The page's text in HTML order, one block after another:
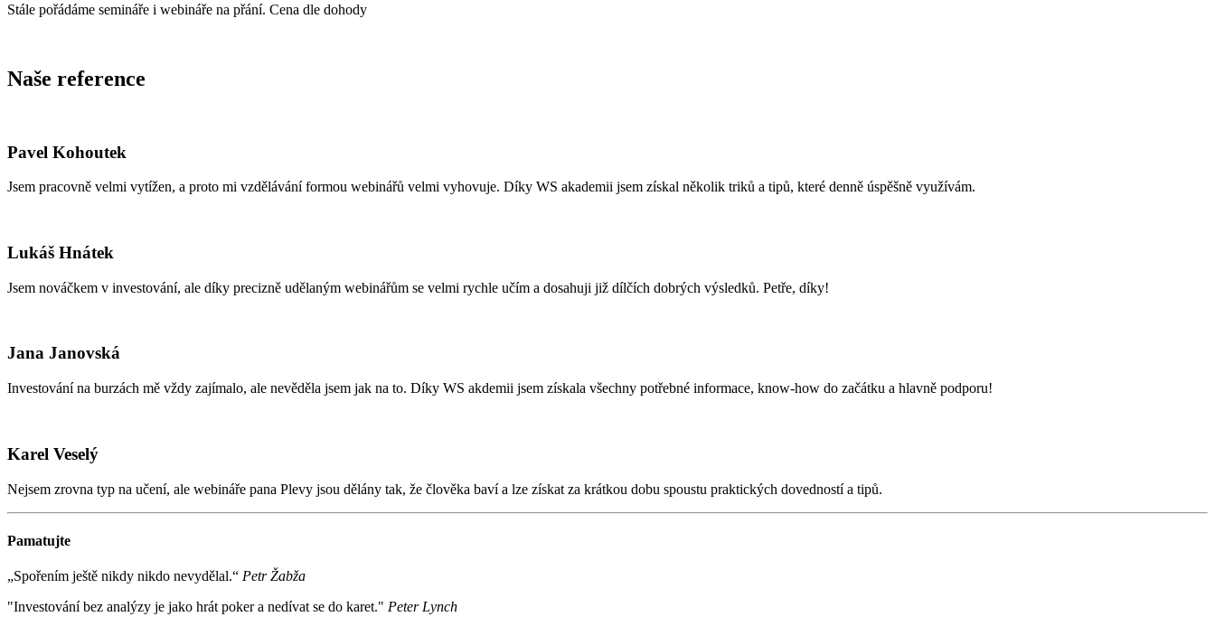
Stále pořádáme semináře i webináře na přání. Cena dle dohody
Naše reference
Pavel Kohoutek
Jsem pracovně velmi vytížen, a proto mi vzdělávání formou webinářů velmi vyhovuje. Díky WS akademii jsem získal několik triků a tipů, které denně úspěšně využívám.
Lukáš Hnátek
Jsem nováčkem v investování, ale díky precizně udělaným webinářům se velmi rychle učím a dosahuji již dílčích dobrých výsledků. Petře, díky!
Jana Janovská
Investování na burzách mě vždy zajímalo, ale nevěděla jsem jak na to. Díky WS akdemii jsem získala všechny potřebné informace, know-how do začátku a hlavně podporu!
Karel Veselý
Nejsem zrovna typ na učení, ale webináře pana Plevy jsou dělány tak, že člověka baví a lze získat za krátkou dobu spoustu praktických dovedností a tipů.
Pamatujte
„Spořením ještě nikdy nikdo nevydělal.“ Petr Žabža
"Investování bez analýzy je jako hrát poker a nedívat se do karet." Peter Lynch